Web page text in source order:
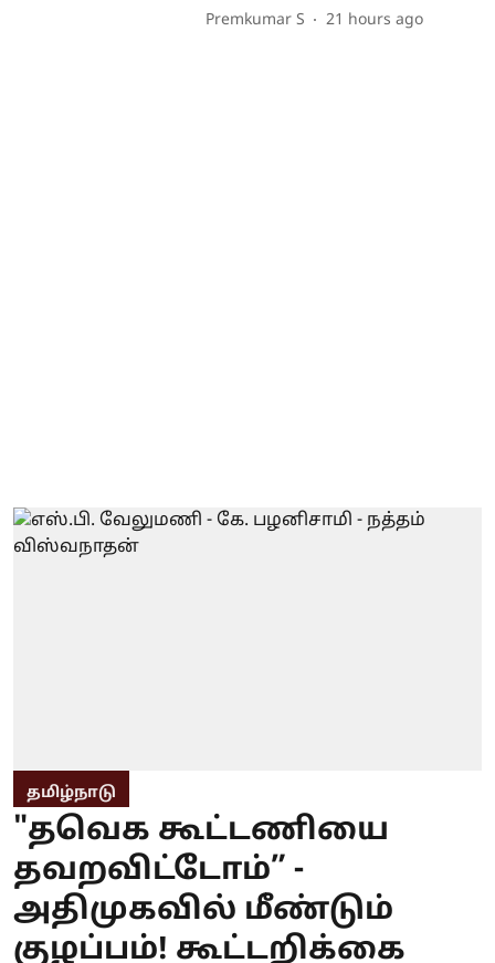
Premkumar S 21 hours ago
தமிழ்நாடு
"தவெக கூட்டணியை
தவறவிட்டோம்” -
அதிமுகவில் மீண்டும்
குழப்பம்! கூட்டறிக்கை